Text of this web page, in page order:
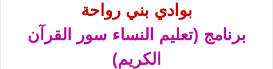
بوادي بني رواحة
برنامج (تعليم النساء سور القرآن
الكريم)